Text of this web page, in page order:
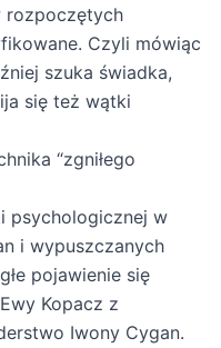
rozpoczętych
Czyli mówiąc
szuka świadka,
się też wątki
“zgniłego
psychologicznej w
i wypuszczanych
pojawienie się
Kopacz z
Iwony Cygan.